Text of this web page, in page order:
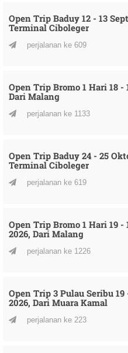
Open Trip Baduy 12 - 13
Terminal Ciboleger
perjalanan ke 609
Open Trip Bromo 1 Hari 18 -
Dari Malang
perjalanan ke 1133
Open Trip Baduy 24 - 25
Terminal Ciboleger
perjalanan ke 619
Open Trip Bromo 1 Hari 19 -
2026, Dari Malang
perjalanan ke 1226
Open Trip 3 Pulau Seribu 19
2026, Dari Muara Kamal
perjalanan ke 223